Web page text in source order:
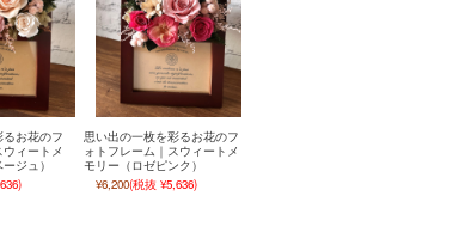
お花のフ
ィートメ
ジュ）
思い出の一枚を彩るお花のフ
ォトフレーム｜スウィートメ
モリー（ロゼピンク）
¥6,200(税抜 ¥5,636)